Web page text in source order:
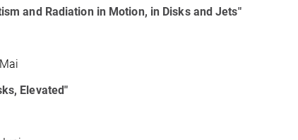
and Radiation in Motion, in Disks and Jets"
Elevated"